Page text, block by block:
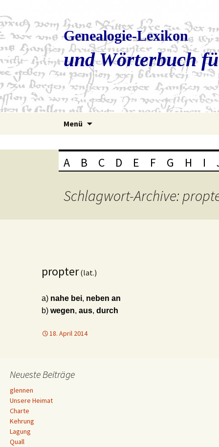
Genealogie-Lexikon
und Wörterbuch
Menü
A B C D E F G H I
Schlagwort-Archive:
propter(lat.)
a) nahe bei, neben an
b) wegen, aus, durch
18. April 2014
Neueste Beiträge
glennen
Unsere Heimat
Charte
Kehrung
Lagung
Quall